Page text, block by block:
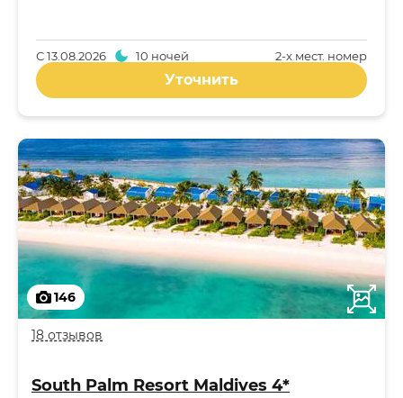
2-x мест. номер
С13.08.2026 10 ночей
Уточнить
146
18 отзывов
South Palm Resort Maldives 4*